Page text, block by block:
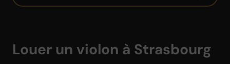
a
Louer un violon à Strasbourg